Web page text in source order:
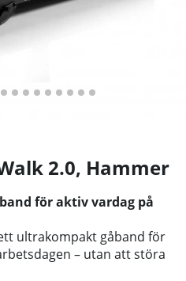
2.0, Hammer
för aktiv vardag på
ultrakompakt gåband för
– utan att störa